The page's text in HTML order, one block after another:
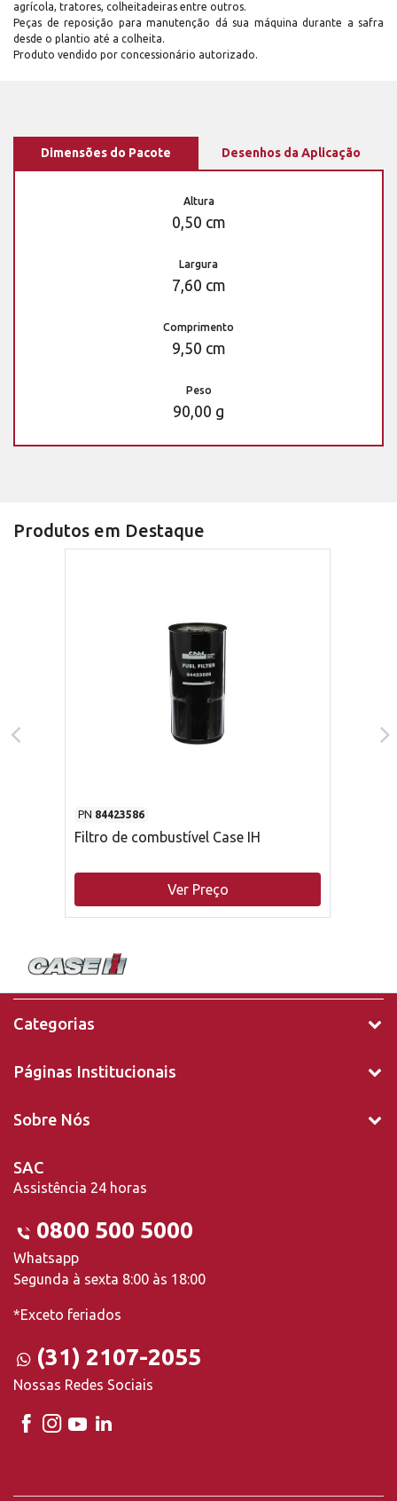
agrícola, tratores, colheitadeiras entre outros.
Peças de reposição para manutenção dá sua máquina durante a safra
desde o plantio até a colheita.
Produto vendido por concessionário autorizado.
Dimensões do Pacote Desenhos da Aplicação
Altura
0,50 cm
Largura
7,60 cm
Comprimento
9,50 cm
Peso
90,00 g
Produtos em Destaque
PN 84423586
Filtro de combustível Case IH
Ver Preço
Categorias
Páginas Institucionais
Sobre Nós
SAC
Assistência 24 horas
0800 500 5000
Whatsapp
Segunda à sexta 8:00 às 18:00
*Exceto feriados
(31) 2107-2055
Nossas Redes Sociais